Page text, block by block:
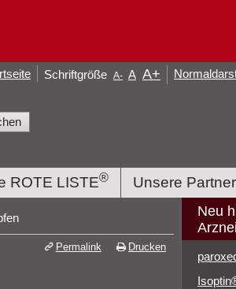
ROTE LISTE® Unsere Partner
Schriftgröße A- A A+
Permalink Drucken
Neu